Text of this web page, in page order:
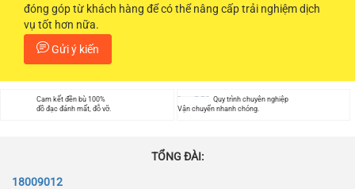
đóng góp từ khách hàng để có thể nâng cấp trải nghiệm dịch
vụ tốt hơn nữa.
Gửi ý kiến
Cam kết đền bù 100%
đồ đạc đánh mất, đỗ vỡ.
Quy trình chuyên nghiệp
Vận chuyển nhanh chóng.
TỔNG ĐÀI:
18009012